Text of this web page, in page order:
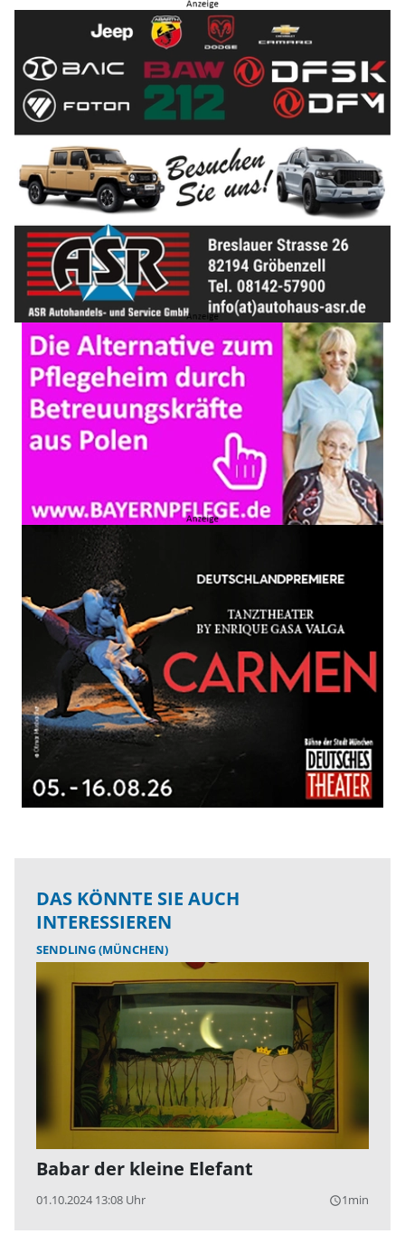
DAS KÖNNTE SIE AUCH
INTERESSIEREN
SENDLING (MÜNCHEN)
Babar der kleine Elefant
01.10.2024 13:08 Uhr query_builder1min